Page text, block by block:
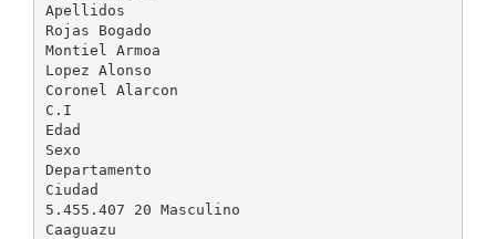
Apellidos
Rojas Bogado
Montiel Armoa
Lopez Alonso
Coronel Alarcon
C.I
Edad
Sexo
Departamento
Ciudad
5.455.407 20 Masculino
Caaguazu